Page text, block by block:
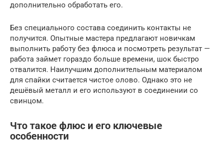
дополнительно обработать его.
Без специального состава соединить контакты не
получится. Опытные мастера предлагают новичкам
выполнить работу без флюса и посмотреть результат —
работа займет гораздо больше времени, шок быстро
отвалится. Наилучшим дополнительным материалом
для спайки считается чистое олово. Однако это не
дешёвый металл и его используют в соединении со
свинцом.
Что такое флюс и его ключевые
особенности